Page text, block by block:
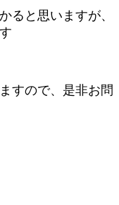
ると思いますが、
すので、是非お問